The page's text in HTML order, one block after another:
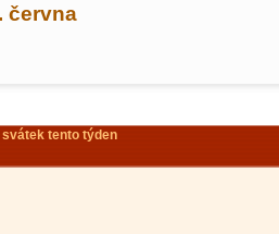
června
svátek tento týden